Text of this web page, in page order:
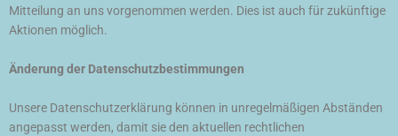
Mitteilung an uns vorgenommen werden. Dies ist auch für zukünftige
Aktionen möglich.
Änderung der Datenschutzbestimmungen
Unsere Datenschutzerklärung können in unregelmäßigen Abständen
angepasst werden, damit sie den aktuellen rechtlichen